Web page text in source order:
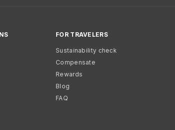
FOR TRAVELERS
Sustainability check
Compensate
Rewards
Blog
FAQ